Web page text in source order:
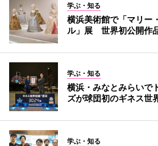
学ぶ・知る
横浜美術館で「マリー
ル」展 世界初公開作
学ぶ・知る
横浜・みなとみらい
ズが球団初のギネス世
学ぶ・知る